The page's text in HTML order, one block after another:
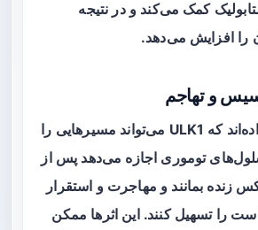
کمک می‌کند و در نتیجه
را افزایش می‌دهد.
و تهاجم
مطالعات نشان داده‌اند که ULK1 می‌تواند مسیرهایی را
توموری اجازه می‌دهد پس از
زنده بمانند و مهاجرت و استقرار
را تسهیل کنند. این اثرها ممکن